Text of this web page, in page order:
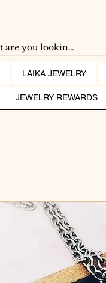
LAIKA JEWELRY
JEWELRY REWARDS